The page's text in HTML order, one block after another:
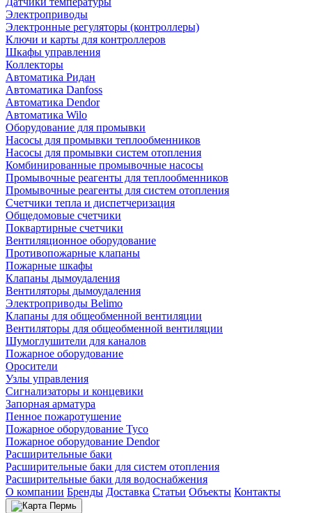
Электроприводы
Электронные регуляторы (контроллеры)
Ключи и карты для контроллеров
Шкафы управления
Коллекторы
Автоматика Ридан
Автоматика Danfoss
Автоматика Dendor
Автоматика Wilo
Оборудование для промывки
Насосы для промывки теплообменников
Насосы для промывки систем отопления
Комбинированные промывочные насосы
Промывочные реагенты для теплообменников
Промывочные реагенты для систем отопления
Счетчики тепла и диспетчеризация
Общедомовые счетчики
Поквартирные счетчики
Вентиляционное оборудование
Противопожарные клапаны
Пожарные шкафы
Клапаны дымоудаления
Вентиляторы дымоудаления
Электроприводы Belimo
Клапаны для общеобменной вентиляции
Вентиляторы для общеобменной вентиляции
Шумоглушители для каналов
Пожарное оборудование
Оросители
Узлы управления
Сигнализаторы и концевики
Запорная арматура
Пенное пожаротушение
Пожарное оборудование Tyco
Пожарное оборудование Dendor
Расширительные баки
Расширительные баки для систем отопления
Расширительные баки для водоснабжения
О компании Бренды Доставка Статьи Объекты Контакты
Пермь